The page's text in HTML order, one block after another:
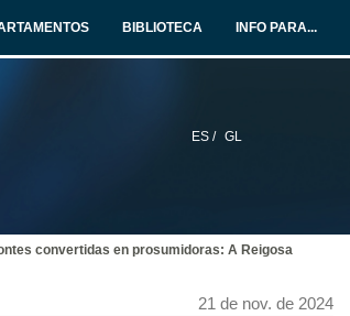
BIBLIOTECA INFO PARA...
ES / GL
convertidas en prosumidoras: A Reigosa
21 de nov. de 2024
Proxectos europeos con actores galegos: ALDEALIX
21 de nov. de 2024